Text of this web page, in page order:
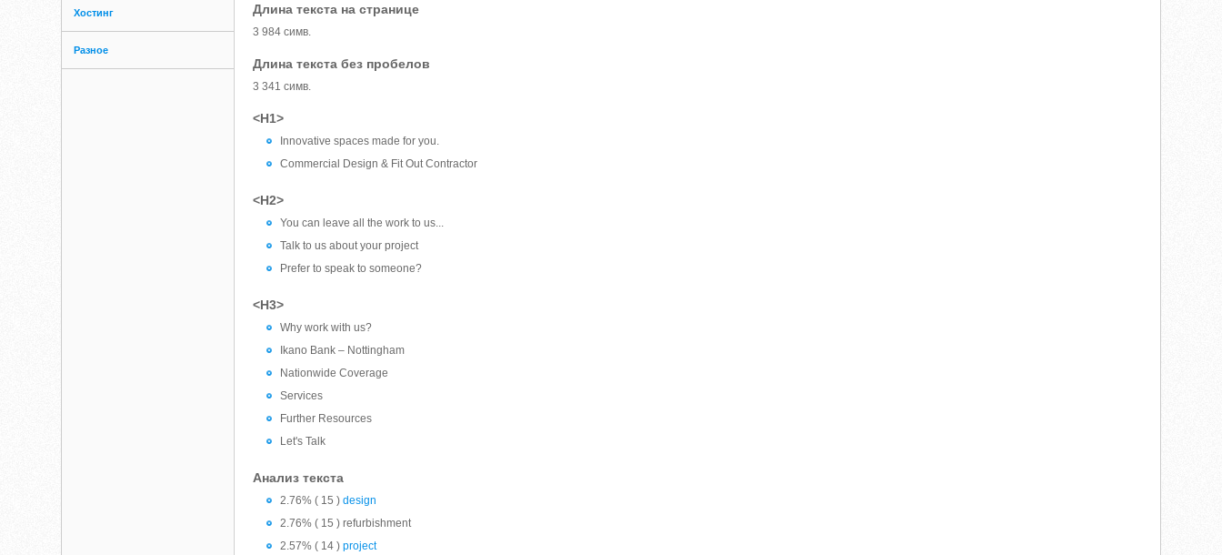
Хостинг
Разное
Длина текста на странице
3 984 симв.
Длина текста без пробелов
3 341 симв.
<H1>
Innovative spaces made for you.
Commercial Design & Fit Out Contractor
<H2>
You can leave all the work to us...
Talk to us about your project
Prefer to speak to someone?
<H3>
Why work with us?
Ikano Bank – Nottingham
Nationwide Coverage
Services
Further Resources
Let's Talk
Анализ текста
2.76% ( 15 )design
2.76% ( 15 ) refurbishment
2.57% ( 14 )project